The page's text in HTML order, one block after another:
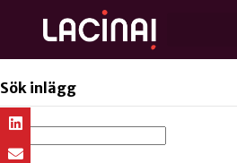
Sök inlägg